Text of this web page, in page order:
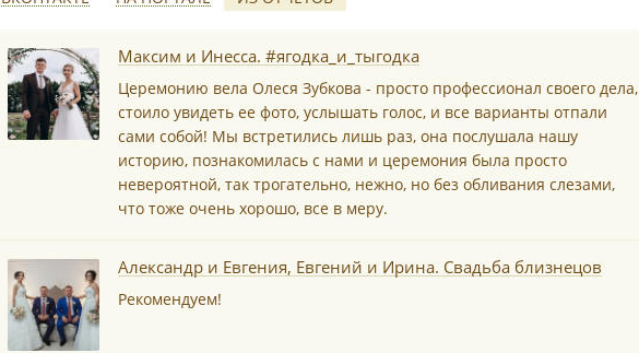
*
Максим и Инесса. #ягодка_и_тыгодка
Церемонию вела Олеся Зубкова - просто профессионал своего дела,
стоило увидеть ее фото, услышать голос, и все варианты отпали
сами собой! Мы встретились лишь раз, она послушала нашу
историю, познакомилась с нами и церемония была просто
невероятной, так трогательно, нежно, но без обливания слезами,
что тоже очень хорошо, все в меру.
Александр и Евгения, Евгений и Ирина. Свадьба близнецов
Рекомендуем!